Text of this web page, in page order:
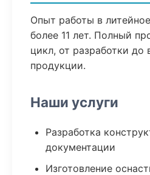
Опыт работы в
более 11 лет. Полный
цикл, от разработки до
продукции.
Наши услуги
Разработка
документации
Изготовление